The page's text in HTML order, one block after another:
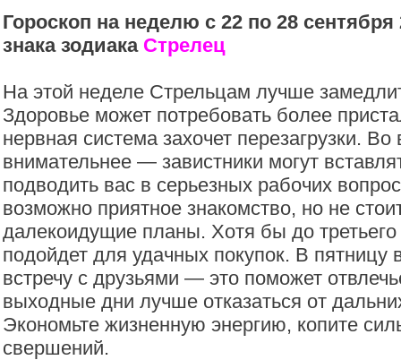
Гороскоп на неделю с 22 по 28 сентября
знака зодиака Стрелец
На этой неделе Стрельцам лучше
Здоровье может потребовать более
нервная система захочет перезагрузки. Во
внимательнее — завистники могут
подводить вас в серьезных рабочих
возможно приятное знакомство, но не
далекоидущие планы. Хотя бы до третьего
подойдет для удачных покупок. В пятницу
встречу с друзьями — это поможет
выходные дни лучше отказаться от
Экономьте жизненную энергию, копите
свершений.